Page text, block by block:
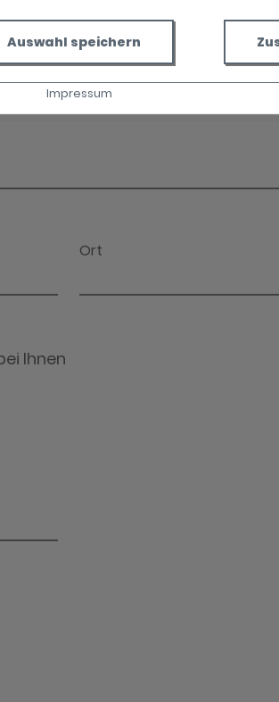
Auswahl speichern
Impressum